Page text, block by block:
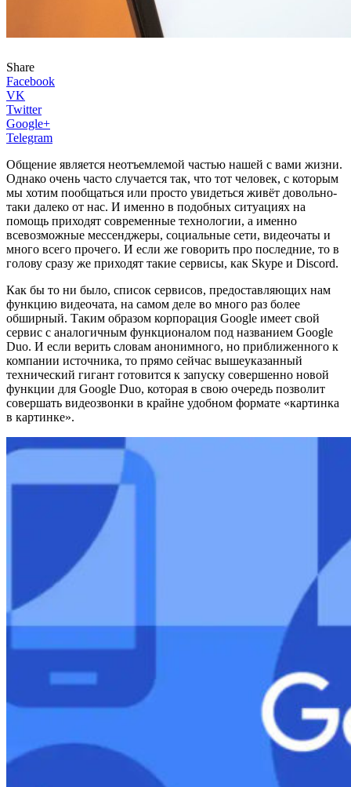
Share
Facebook
VK
Twitter
Google+
Telegram
Общение является неотъемлемой частью нашей с вами жизни.
Однако очень часто случается так, что тот человек, с которым
мы хотим пообщаться или просто увидеться живёт довольно-
таки далеко от нас. И именно в подобных ситуациях на
помощь приходят современные технологии, а именно
всевозможные мессенджеры, социальные сети, видеочаты и
много всего прочего. И если же говорить про последние, то в
голову сразу же приходят такие сервисы, как Skype и Discord.
Как бы то ни было, список сервисов, предоставляющих нам
функцию видеочата, на самом деле во много раз более
обширный. Таким образом корпорация Google имеет свой
сервис с аналогичным функционалом под названием Google
Duo. И если верить словам анонимного, но приближенного к
компании источника, то прямо сейчас вышеуказанный
технический гигант готовится к запуску совершенно новой
функции для Google Duo, которая в свою очередь позволит
совершать видеозвонки в крайне удобном формате «картинка
в картинке».